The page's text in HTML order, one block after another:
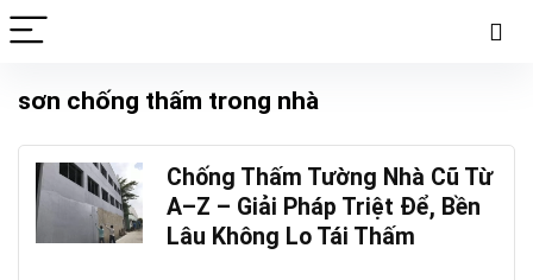
sơn chống thấm trong nhà
Chống Thấm Tường Nhà Cũ Từ
A–Z – Giải Pháp Triệt Để, Bền
Lâu Không Lo Tái Thấm